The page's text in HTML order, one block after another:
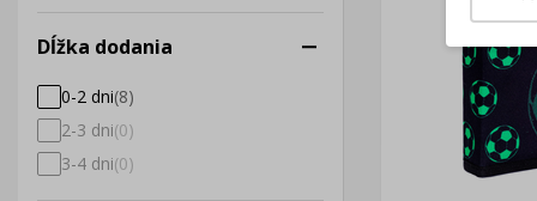
Dĺžka dodania
0-2 dni(8)
2-3 dni(0)
3-4 dni(0)